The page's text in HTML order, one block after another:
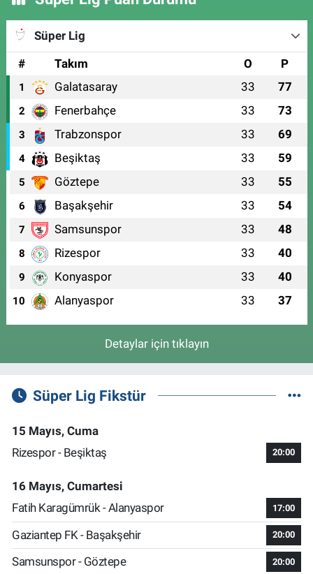
Süper Lig
#
Takım O P
1 Galatasaray 33 77
2 Fenerbahçe 33 73
3 Trabzonspor 33 69
4 Beşiktaş 33 59
5 Göztepe 33 55
6 Başakşehir 33 54
7 Samsunspor 33 48
8 Rizespor 33 40
9 Konyaspor 33 40
10 Alanyaspor 33 37
Detaylar için tıklayın
Süper Lig Fikstür
15 Mayıs, Cuma
Rizespor - Beşiktaş
20:00
16 Mayıs, Cumartesi
Fatih Karagümrük - Alanyaspor
17:00
Gaziantep FK - Başakşehir 20:00
Samsunspor - Göztepe 20:00